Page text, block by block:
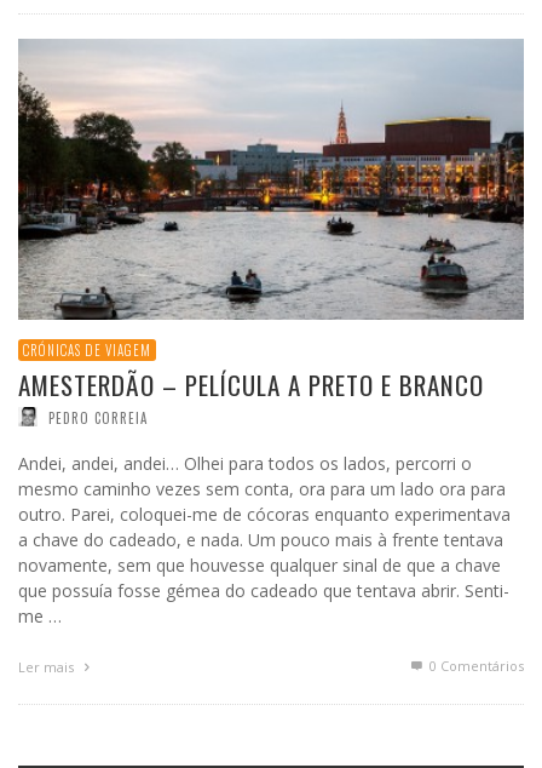
CRÓNICAS DE VIAGEM
AMESTERDÃO – PELÍCULA A PRETO E BRANCO
PEDRO CORREIA
Andei, andei, andei… Olhei para todos os lados, percorri o
mesmo caminho vezes sem conta, ora para um lado ora para
outro. Parei, coloquei-me de cócoras enquanto experimentava
a chave do cadeado, e nada. Um pouco mais à frente tentava
novamente, sem que houvesse qualquer sinal de que a chave
que possuía fosse gémea do cadeado que tentava abrir. Senti-
me …
Ler mais 0 Comentários